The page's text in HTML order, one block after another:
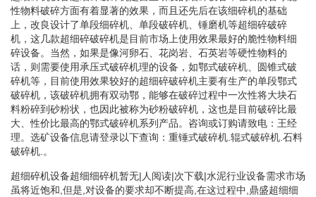
性物料破碎方面有着显著的效果，而且还先后在该细碎机的基础
上，改良设计了单段细碎机、单段破碎机、锤磨机等超细碎破碎
机，这几款超细碎破碎机是目前市场上使用效果最好的脆性物料细
碎设备。当然，如果是像河卵石、花岗岩、石英岩等硬性物料的
话，则需要使用承压式破碎机理的设备，如鄂式破碎机、圆锥式破
碎机等，目前使用效果较好的超细碎破碎机主要有生产的单段鄂式
破碎机，该破碎机拥有双动鄂，能够在破碎过程中一次性将大块石
料粉碎到砂粉状，也因此被称为砂粉破碎机，这也是目前破碎比最
大、性价比最高的鄂式破碎机系列产品。咨询或订购请致电：王经
理。选矿设备信息请登录以下查询：重锤式破碎机.辊式破碎机.石料
破碎机.。
超细碎机设备超细细碎机暂无|人阅读|次下载|水泥行业设备需求市场
虽将近饱和,但是,对设备的要求却不断提高,在这过程中,鼎盛超细细